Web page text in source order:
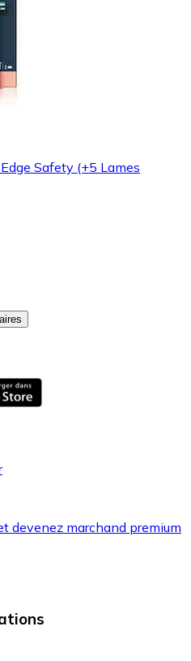
Safety (+5 Lames
devenez marchand premium